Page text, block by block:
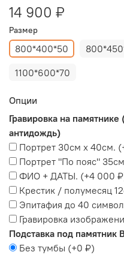
14 900 ₽
Размер
800*400*50
1100*600*70
Опции
Гравировка на
антидождь)
Портрет 30см х 40см.
Портрет "По пояс"
ФИО + ДАТЫ. (+4 000 ₽
Крестик / полумесяц
Эпитафия до 40
Гравировка
Подставка под памятник
Без тумбы (+0 ₽)